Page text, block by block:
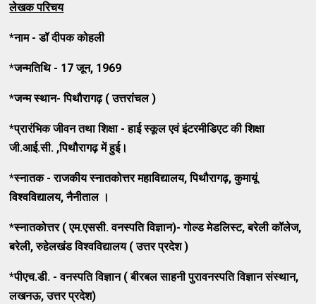
लेखक परिचय
*नाम - डॉ दीपक कोहली
*जन्मतिथि - 17जून, 1969
*जन्म स्थान- पिथौरागढ़ ( उत्तरांचल )
*प्रारंभिक जीवन तथा शिक्षा - हाई स्कूल एवं इंटरमीडिएट की शिक्षा
जी.आई.सी. ,पिथौरागढ़ में हुई।
*स्नातक - राजकीय स्नातकोत्तर महाविद्यालय,पिथौरागढ़,कुमायूं
विश्वविद्यालय,नैनीताल ।
*स्नातकोत्तर ( एम.एससी. वनस्पति विज्ञान)- गोल्ड मेडलिस्ट,बरेली कॉलेज,
बरेली,रुहेलखंड विश्वविद्यालय ( उत्तर प्रदेश )
*पीएच.डी. - वनस्पति विज्ञान ( बीरबल साहनी पुरावनस्पति विज्ञान संस्थान,
लखनऊ,उत्तर प्रदेश)